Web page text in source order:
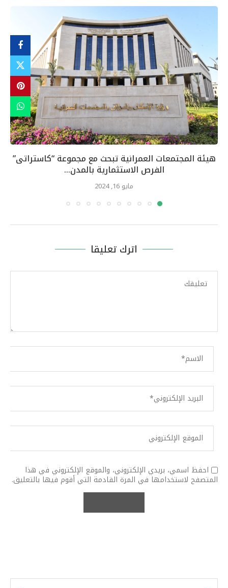
هيئة المجتمعات العمرانية تبحث مع مجموعة “كاستراتى”
الفرص الاستثمارية بالمدن...
مايو 16, 2024
اترك تعليقا
احفظ اسمي، بريدي الإلكتروني، والموقع الإلكتروني في هذا
المتصفح لاستخدامها في المرة القادمة التي أقوم فيها بالتعليق.